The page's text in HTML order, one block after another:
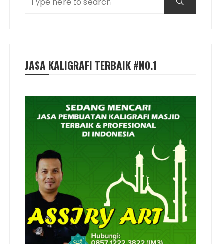
JASA KALIGRAFI TERBAIK #NO.1